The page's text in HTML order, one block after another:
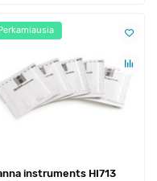
instruments HI713